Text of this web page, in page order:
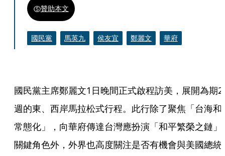
贊助本文
國民黨 馬英九 侯友宜 鄭麗文 華府
國民黨主席鄭麗文1日晚間正式啟程訪美，展開為期2
週的東、西岸馬拉松式行程。此行除了聚焦「台海和
常態化」，向華府傳達台灣應扮演「和平繁榮之鏈」
關鍵角色外，外界也高度關注是否有機會與美國總統